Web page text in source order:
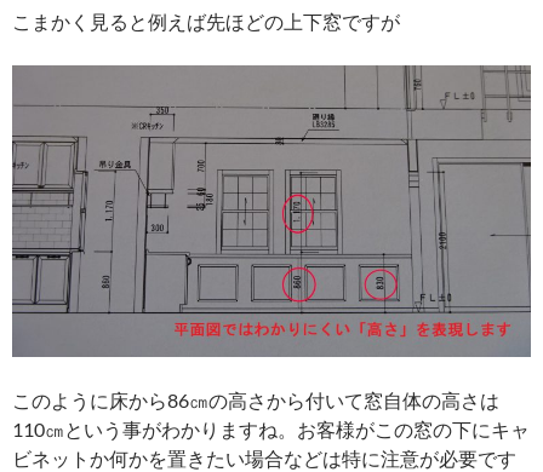
こまかく見ると例えば先ほどの上下窓ですが
このように床から86㎝の高さから付いて窓自体の高さは
110㎝という事がわかりますね。お客様がこの窓の下にキャ
ビネットか何かを置きたい場合などは特に注意が必要です